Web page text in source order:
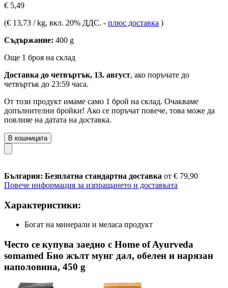
€ 5,49
(€ 13,73 / kg, вкл. 20% ДДС. - плюс доставка )
Съдържание: 400 g
Още 1 броя на склад
Доставка до четвъртък, 13. август, ако поръчате до
четвъртък до 23:59 часа.
От този продукт имаме само 1 брой на склад. Очакваме
допълнителни бройки! Ако се поръчат повече, това може да
повлияе на датата на доставка.
В кошницата
България: Безплатна стандартна доставка от € 79,90
Повече информация за изпращането и доставката
Характеристики:
Богат на минерали и меласа продукт
Често се купува заедно с Home of Ayurveda
somamed Био жълт мунг дал, обелен и нарязан
наполовина, 450 g